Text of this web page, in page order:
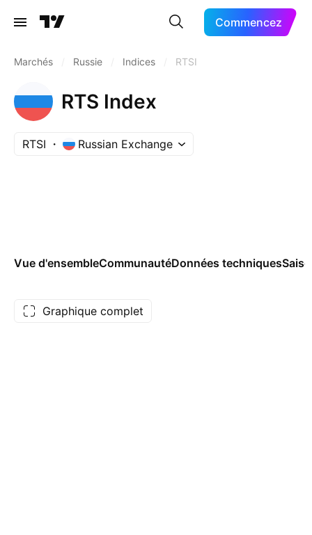
Commencez
Marchés Russie Indices RTSI
RTS Index
RTSI Russian Exchange
Vue d'ensembleCommunautéDonnées techniques
Graphique complet